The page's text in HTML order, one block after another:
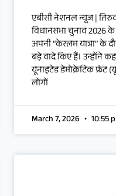
एबीसी नेशनल न्यूज |
विधानसभा चुनाव 2026 के
अपनी “केरलम यात्रा” के
बड़े वादे किए हैं। उन्होंने
यूनाइटेड डेमोक्रेटिक फ्रंट
लोगों
March 7, 2026 10:55